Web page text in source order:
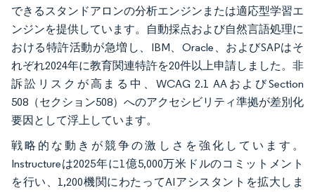
できるスタンドアロンの分析エンジンまたは適応型学習エ
ンジンを提供しています。自動採点および自然言語処理に
おける特許活動が急増し、IBM、Oracle、およびSAPはそ
れぞれ2024年に教育関連特許を20件以上申請しました。非
訴訟リスクが高まる中、WCAG 2.1 AAおよびSection
508（セクション508）へのアクセシビリティ準拠が差別化
要因として浮上しています。
戦略的な動きが競争の激しさを強化しています。
Instructureは2025年に1億5,000万米ドルのコミットメント
を行い、1,200機関にわたってAIアシスタントを拡大しま